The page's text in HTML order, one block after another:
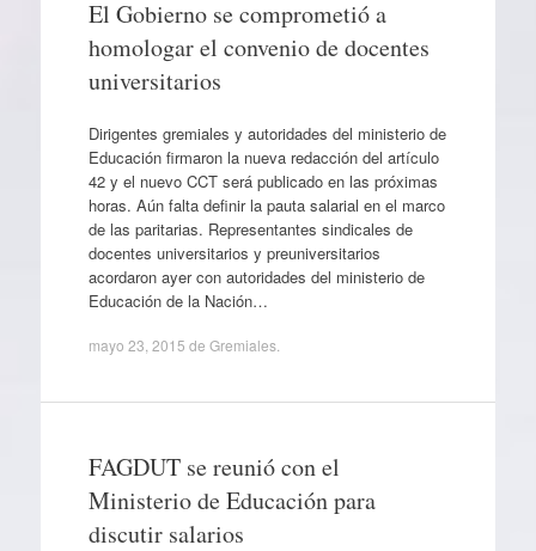
El Gobierno se comprometió a
homologar el convenio de docentes
universitarios
Dirigentes gremiales y autoridades del ministerio de
Educación firmaron la nueva redacción del artículo
42 y el nuevo CCT será publicado en las próximas
horas. Aún falta definir la pauta salarial en el marco
de las paritarias. Representantes sindicales de
docentes universitarios y preuniversitarios
acordaron ayer con autoridades del ministerio de
Educación de la Nación…
mayo 23, 2015 de Gremiales.
FAGDUT se reunió con el
Ministerio de Educación para
discutir salarios